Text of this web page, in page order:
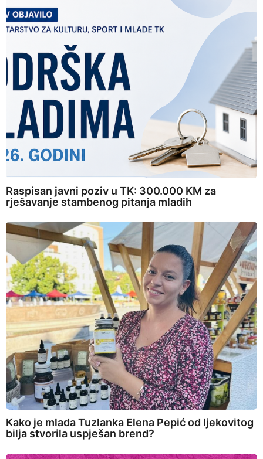
Raspisan javni poziv u TK: 300.000 KM za
rješavanje stambenog pitanja mladih
Kako je mlada Tuzlanka Elena Pepić od ljekovitog
bilja stvorila uspješan brend?